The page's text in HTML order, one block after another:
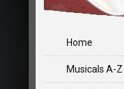
Home
Musicals A-Z